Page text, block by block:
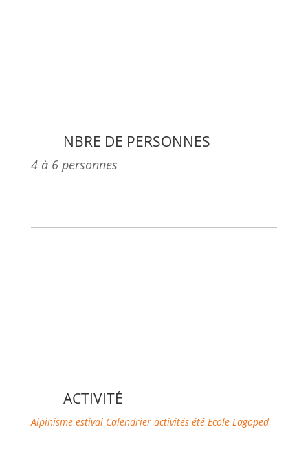
NBRE DE PERSONNES
4 à 6 personnes
ACTIVITÉ
Alpinisme estival Calendrier activités été Ecole Lagoped